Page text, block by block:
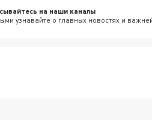
на наши каналы
узнавайте о главных новостях и